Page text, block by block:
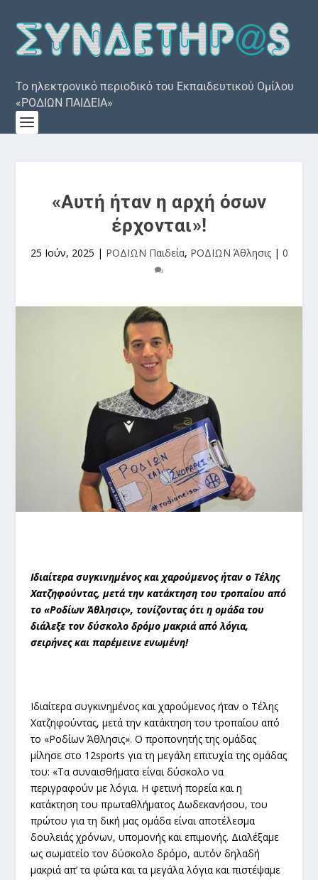
Το ηλεκτρονικό περιοδικό του Εκπαιδευτικού Ομίλου
«ΡΟΔΙΩΝ ΠΑΙΔΕΙΑ»
«Αυτή ήταν η αρχή όσων
έρχονται»!
25 Ιούν, 2025 | ΡΟΔΙΩΝ Παιδεία, ΡΟΔΙΩΝ Άθλησις| 0
Ιδιαίτερα συγκινημένος και χαρούμενος ήταν ο Τέλης
Χατζηφούντας, μετά την κατάκτηση του τροπαίου από
το «Ροδίων Άθλησις», τονίζοντας ότι η ομάδα του
διάλεξε τον δύσκολο δρόμο μακριά από λόγια,
σειρήνες και παρέμεινε ενωμένη!
Ιδιαίτερα συγκινημένος και χαρούμενος ήταν ο Τέλης
Χατζηφούντας, μετά την κατάκτηση του τροπαίου από
το «Ροδίων Άθλησις». Ο προπονητής της ομάδας
μίλησε στο 12sports για τη μεγάλη επιτυχία της ομάδας
του: «Τα συναισθήματα είναι δύσκολο να
περιγραφούν με λόγια. Η φετινή πορεία και η
κατάκτηση του πρωταθλήματος Δωδεκανήσου, του
πρώτου για τη δική μας ομάδα είναι αποτέλεσμα
δουλειάς χρόνων, υπομονής και επιμονής. Διαλέξαμε
ως σωματείο τον δύσκολο δρόμο, αυτόν δηλαδή
μακριά απ’ τα φώτα και τα μεγάλα λόγια και πιστέψαμε